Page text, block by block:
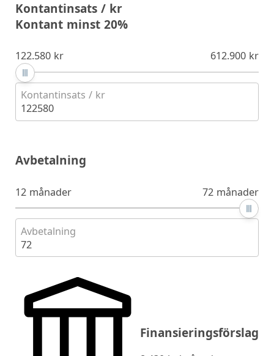
Kontantinsats / kr
Kontant minst 20%
122.580 kr 612.900 kr
Kontantinsats / kr
122580
Avbetalning
12 månader 72 månader
Avbetalning
72
Finansieringsförslag